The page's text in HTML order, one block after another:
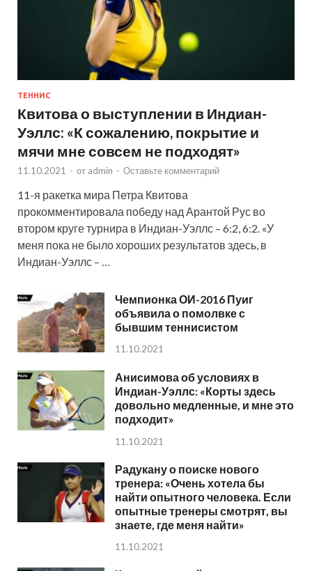
ТЕННИС
Квитова о выступлении в Индиан-
Уэллс: «К сожалению, покрытие и
мячи мне совсем не подходят»
11.10.2021 - от admin - Оставьте комментарий
11-я ракетка мира Петра Квитова
прокомментировала победу над Арантой Рус во
втором круге турнира в Индиан-Уэллс – 6:2, 6:2. «У
меня пока не было хороших результатов здесь, в
Индиан-Уэллс – …
Чемпионка ОИ-2016 Пуиг
объявила о помолвке с
бывшим теннисистом
11.10.2021
Анисимова об условиях в
Индиан-Уэллс: «Корты здесь
довольно медленные, и мне это
подходит»
11.10.2021
Радукану о поиске нового
тренера: «Очень хотела бы
найти опытного человека. Если
опытные тренеры смотрят, вы
знаете, где меня найти»
11.10.2021